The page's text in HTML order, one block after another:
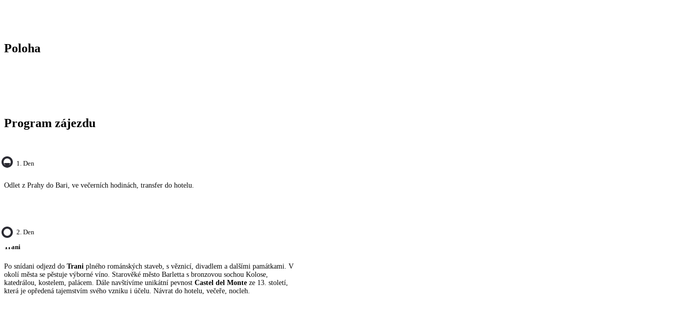
Poloha
Program zájezdu
1. Den
Odlet z Prahy do Bari, ve večerních hodinách, transfer do hotelu.
2. Den
Trani
Po snídani odjezd do Trani plného románských staveb, s věznicí, divadlem a dalšími památkami. V
okolí města se pěstuje výborné víno. Starověké město Barletta s bronzovou sochou Kolose,
katedrálou, kostelem, palácem. Dále navštívíme unikátní pevnost Castel del Monte ze 13. století,
která je opředená tajemstvím svého vzniku i účelu. Návrat do hotelu, večeře, nocleh.